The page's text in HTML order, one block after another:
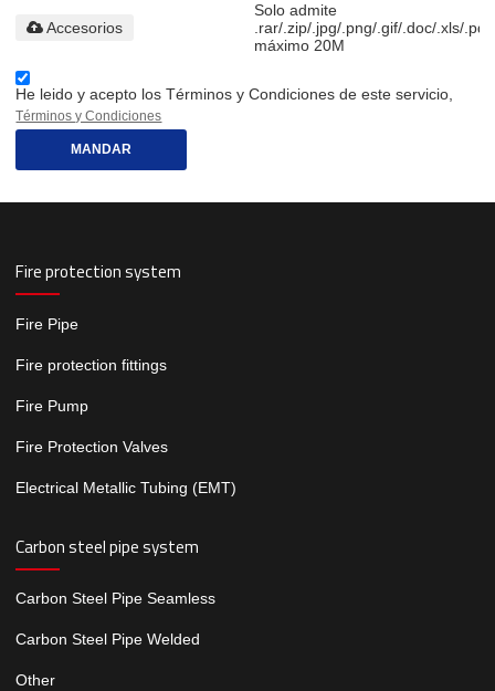
Solo admite
.rar/.zip/.jpg/.png/.gif/.doc/.xls/.pdf,
máximo 20M
Accesorios
He leido y acepto los Términos y Condiciones de este servicio,
Términos y Condiciones
MANDAR
Fire protection system
Fire Pipe
Fire protection fittings
Fire Pump
Fire Protection Valves
Electrical Metallic Tubing (EMT)
Carbon steel pipe system
Carbon Steel Pipe Seamless
Carbon Steel Pipe Welded
Other